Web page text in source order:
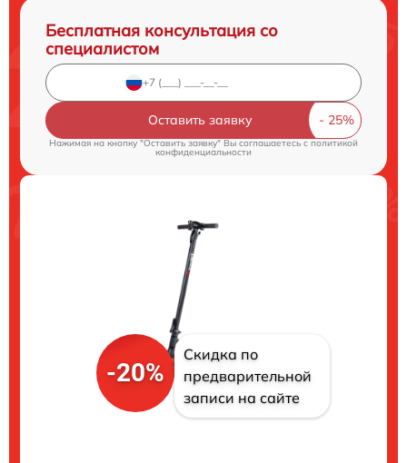
Бесплатная консультация со
специалистом
Оставить заявку
Нажимая на кнопку "Оставить заявку" Вы соглашаетесь cполитикой
конфиденциальности
-20%
Скидка по
предварительной
записи на сайте